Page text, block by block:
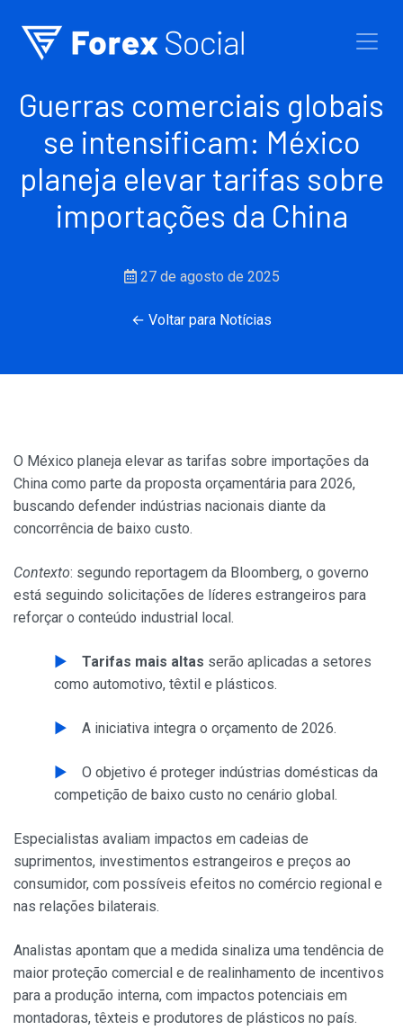
Guerras comerciais globais
se intensificam: México
planeja elevar tarifas sobre
importações da China
27 de agosto de 2025
← Voltar para Notícias
O México planeja elevar as tarifas sobre importações da
China como parte da proposta orçamentária para 2026,
buscando defender indústrias nacionais diante da
concorrência de baixo custo.
Contexto: segundo reportagem da Bloomberg, o governo
está seguindo solicitações de líderes estrangeiros para
reforçar o conteúdo industrial local.
Tarifas mais altas serão aplicadas a setores
como automotivo, têxtil e plásticos.
A iniciativa integra o orçamento de 2026.
O objetivo é proteger indústrias domésticas da
competição de baixo custo no cenário global.
Especialistas avaliam impactos em cadeias de
suprimentos, investimentos estrangeiros e preços ao
consumidor, com possíveis efeitos no comércio regional e
nas relações bilaterais.
Analistas apontam que a medida sinaliza uma tendência de
maior proteção comercial e de realinhamento de incentivos
para a produção interna, com impactos potenciais em
montadoras, têxteis e produtores de plásticos no país.